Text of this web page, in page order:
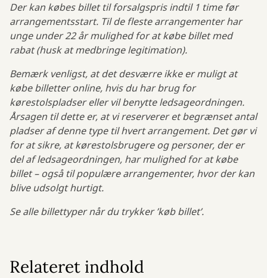
Der kan købes billet til forsalgspris indtil 1 time før
arrangementsstart. Til de fleste arrangementer har
unge under 22 år mulighed for at købe billet med
rabat (husk at medbringe legitimation).
Bemærk venligst, at det desværre ikke er muligt at
købe billetter online, hvis du har brug for
kørestolspladser eller vil benytte ledsageordningen.
Årsagen til dette er, at vi reserverer et begrænset antal
pladser af denne type til hvert arrangement. Det gør vi
for at sikre, at kørestolsbrugere og personer, der er
del af ledsageordningen, har mulighed for at købe
billet – også til populære arrangementer, hvor der kan
blive udsolgt hurtigt.
Se alle billettyper når du trykker ’køb billet’.
Relateret indhold